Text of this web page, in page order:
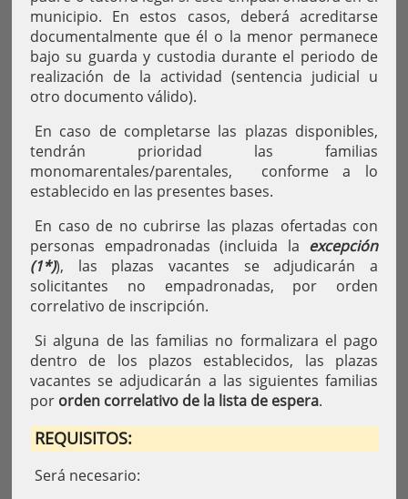
municipio. En estos casos, deberá acreditarse
documentalmente que él o la menor permanece
bajo su guarda y custodia durante el periodo de
realización de la actividad (sentencia judicial u
otro documento válido).
En caso de completarse las plazas disponibles,
tendrán prioridad las familias
monomarentales/parentales,
conforme a lo
establecido en las presentes bases.
En caso de no cubrirse las plazas ofertadas con
personas empadronadas (incluida la excepción
(1*)), las plazas vacantes se adjudicarán a
solicitantes no empadronadas, por orden
correlativo de inscripción.
Si alguna de las familias no formalizara el pago
dentro de los plazos establecidos, las plazas
vacantes se adjudicarán a las siguientes familias
por orden correlativo de la lista de espera.
REQUISITOS:
Será necesario: